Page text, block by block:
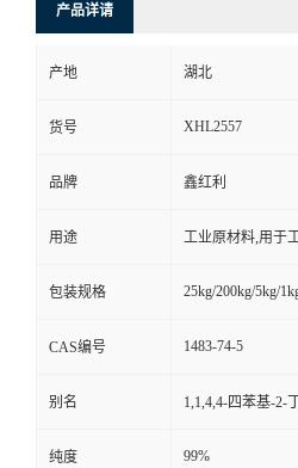
产品详请
产地 湖北
货号 XHL2557
品牌 鑫红利
用途 工业原材料,用于
包装规格 25kg/200kg/5kg/
CAS编号 1483-74-5
别名 1,1,4,4-四苯基-2-
纯度 99%